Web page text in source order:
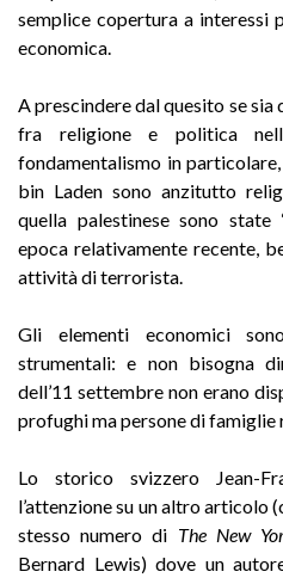
semplice copertura a
economica.
A prescindere dal quesito se
fra religione e politica
fondamentalismo in
bin Laden sono anzitutto
quella palestinese sono state
epoca relativamente recente,
attività di terrorista.
Gli elementi economici
strumentali: e non bisogna
dell’11 settembre non erano
profughi ma persone di famiglie
Lo storico svizzero Jean-
l’attenzione su un altro articolo
stesso numero di The New
Bernard Lewis) dove un